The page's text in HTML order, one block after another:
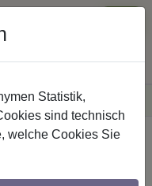
Deutschlands
/ Metall
Statistik,
sind technisch
welche Cookies Sie